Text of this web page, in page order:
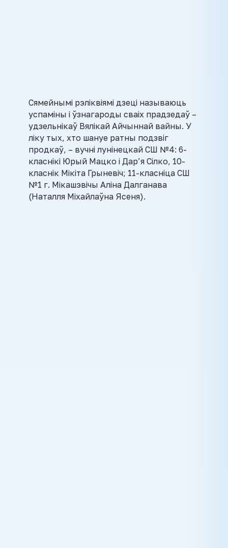
Сямейнымі рэліквіямі дзеці называюць
успаміны і ўзнагароды сваіх прадзедаў –
удзельнікаў Вялікай Айчыннай вайны. У
ліку тых, хто шануе ратны подзвіг
продкаў, – вучні лунінецкай СШ №4: 6-
класнікі Юрый Мацко і Дар’я Сілко, 10-
класнік Мікіта Грыневіч; 11-класніца СШ
№1 г. Мікашэвічы Аліна Далганава
(Наталля Міхайлаўна Ясеня).